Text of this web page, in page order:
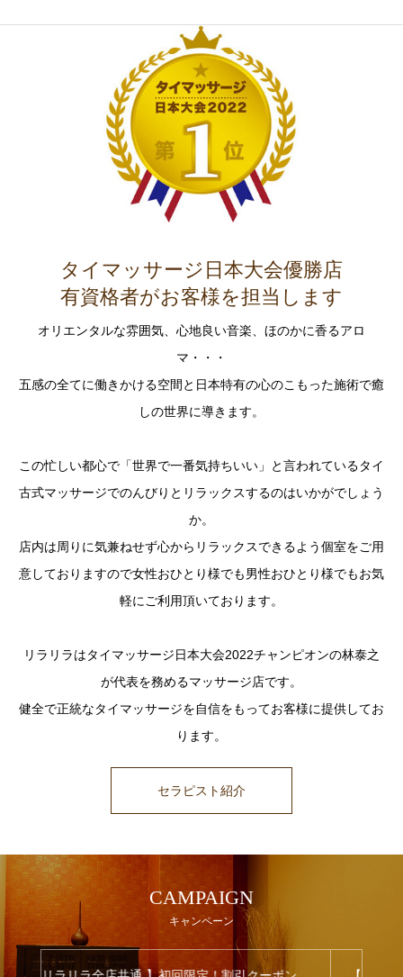
タイマッサージ日本大会優勝店
有資格者がお客様を担当します
オリエンタルな雰囲気、心地良い音楽、ほのかに香るアロ
マ・・・
五感の全てに働きかける空間と日本特有の心のこもった施術で癒
しの世界に導きます。
この忙しい都心で「世界で一番気持ちいい」と言われているタイ
古式マッサージでのんびりとリラックスするのはいかがでしょう
か。
店内は周りに気兼ねせず心からリラックスできるよう個室をご用
意しておりますので女性おひとり様でも男性おひとり様でもお気
軽にご利用頂いております。
リラリラはタイマッサージ日本大会2022チャンピオンの林泰之
が代表を務めるマッサージ店です。
健全で正統なタイマッサージを自信をもってお客様に提供してお
ります。
セラピスト紹介
CAMPAIGN
キャンペーン